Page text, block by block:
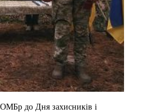
до Дня захисників і